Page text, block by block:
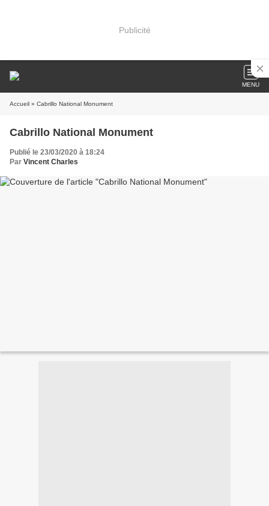
Publicité
MENU
Accueil » Cabrillo National Monument
Cabrillo National Monument
Publié le 23/03/2020 à 18:24
Par Vincent Charles